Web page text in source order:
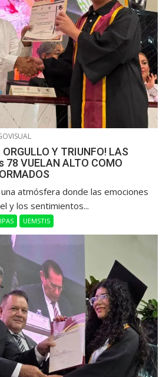
ORGULLO Y TRIUNFO! LAS
78 VUELAN ALTO COMO
una atmósfera donde las emociones
y los sentimientos...
UEMSTIS